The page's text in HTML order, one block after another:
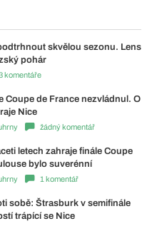
skvělou sezonu. Lens
pohár
komentáře
Coupe de France nezvládnul. O
Nice
žádný komentář
letech zahraje finále Coupe
bylo suverénní
1 komentář
sobě: Štrasburk v semifinále
trápící se Nice